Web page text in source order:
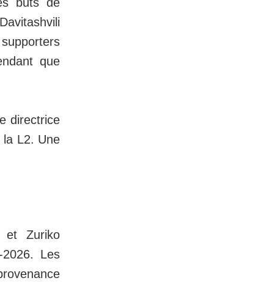
que
directrice
la L2. Une
et Zuriko
Les